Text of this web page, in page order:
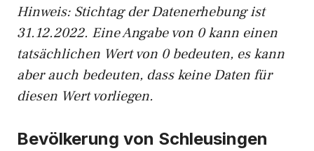
Hinweis: Stichtag der Datenerhebung ist
31.12.2022. Eine Angabe von 0 kann einen
tatsächlichen Wert von 0 bedeuten, es kann
aber auch bedeuten, dass keine Daten für
diesen Wert vorliegen.
Bevölkerung von Schleusingen